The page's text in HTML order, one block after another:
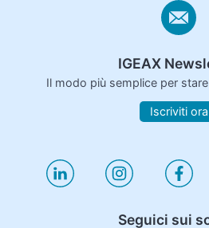
IGEAX
Il modo più semplice per
Iscriviti ora
Seguici sui